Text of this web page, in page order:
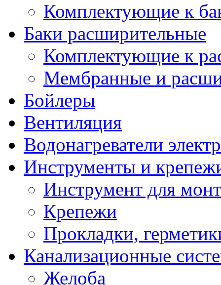
Комплектующие к
Баки расширительные
Комплектующие к
Мембранные и
Бойлеры
Вентиляция
Водонагреватели
Инструменты и
Инструмент для
Крепежи
Прокладки,
Канализационные
Желоба